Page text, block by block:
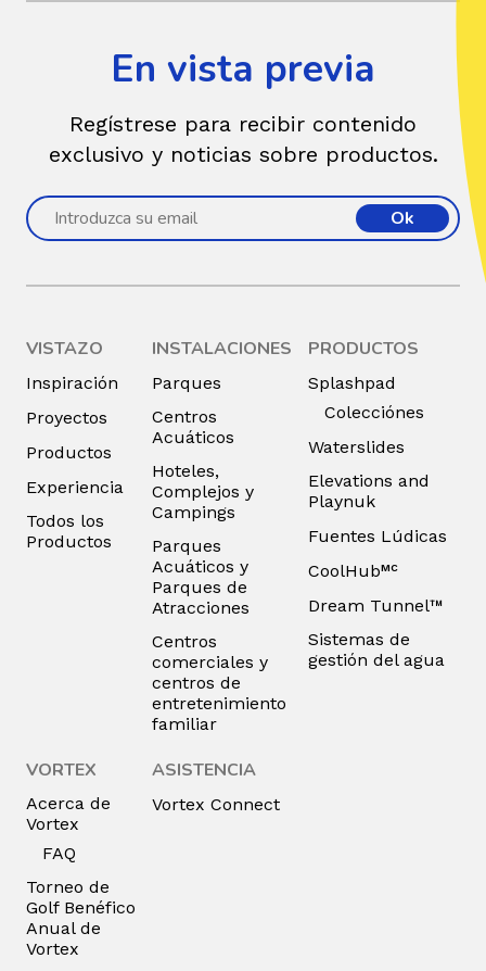
En vista previa
Regístrese para recibir contenido
exclusivo y noticias sobre productos.
Ok
VISTAZO
Inspiración
Proyectos
Productos
Experiencia
Todos los
Productos
INSTALACIONES
Parques
Centros
Acuáticos
Hoteles,
Complejos y
Campings
Parques
Acuáticos y
Parques de
Atracciones
Centros
comerciales y
centros de
entretenimiento
familiar
PRODUCTOS
Splashpad
Colecciónes
Waterslides
Elevations and
Playnuk
Fuentes Lúdicas
CoolHubMC
Dream Tunnel™
Sistemas de
gestión del agua
VORTEX
Acerca de
Vortex
FAQ
Torneo de
Golf Benéfico
Anual de
Vortex
ASISTENCIA
Vortex Connect